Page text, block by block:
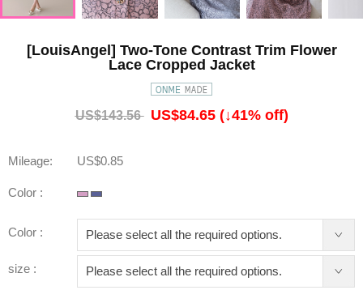
[LouisAngel] Two-Tone Contrast Trim Flower
Lace Cropped Jacket
US$143.56 US$84.65 (↓41% off)
Mileage: US$0.85
Color :
Color :
size :